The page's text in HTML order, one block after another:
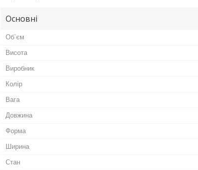
Основні
Об`єм
Висота
Виробник
Колір
Вага
Довжина
Форма
Ширина
Стан